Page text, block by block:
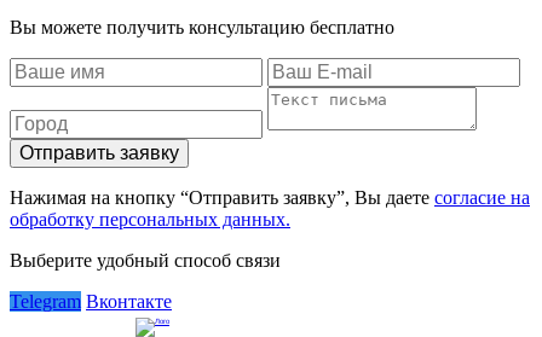
Вы можете получить консультацию бесплатно
Отправить заявку
Нажимая на кнопку “Отправить заявку”, Вы даете согласие на
обработку персональных данных.
Выберите удобный способ связи
Telegram Вконтакте